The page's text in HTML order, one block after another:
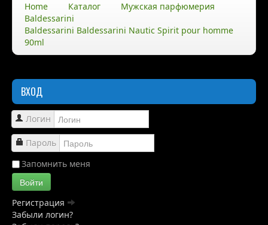
О нас
Правила
Обзоры
Каталог
Контакты
Home Каталог
Мужская парфюмерия
Baldessarini
Baldessarini Baldessarini Nautic Spirit pour homme
90ml
ВХОД
Логин
Пароль
Запомнить меня
Войти
Регистрация
Забыли логин?